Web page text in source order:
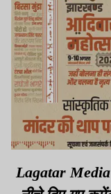
Lagatar